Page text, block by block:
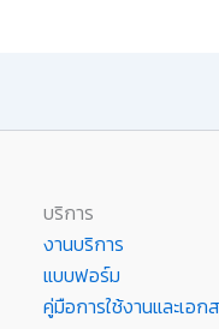
บริการ
งานบริการ
แบบฟอร์ม
คู่มือการใช้งานและเอก